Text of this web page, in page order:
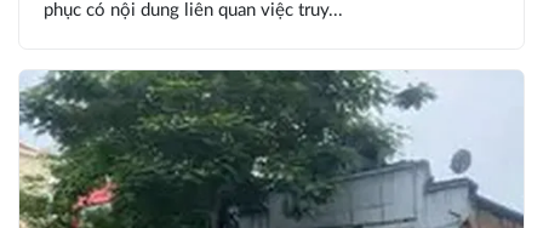
phục có nội dung liên quan việc truy...